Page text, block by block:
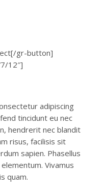
gr-button]
12″]
adipiscing
tincidunt eu nec
hendrerit nec blandit
risus, facilisis sit
sapien. Phasellus
Vivamus
quam.